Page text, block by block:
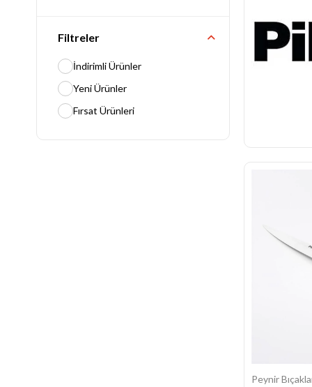
Pişirme Ekipmanları
Hazırlık Ekipmanları
Mutfak Hazırlık Ekipmanları
Filtreler
İndirimli Ürünler
Yeni Ürünler
Fırsat Ürünleri
Peynir